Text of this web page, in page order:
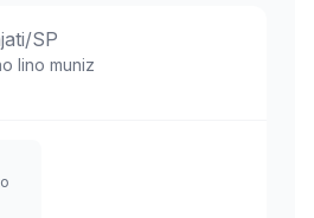
SP
lino muniz